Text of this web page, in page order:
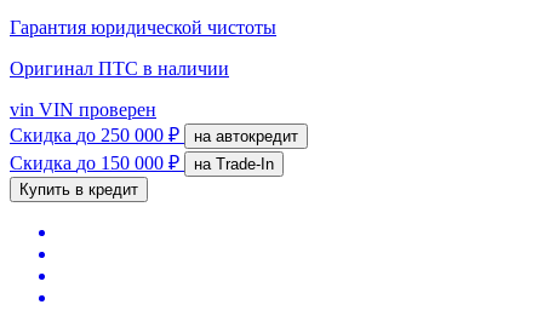
Гарантия юридической чистоты
Оригинал ПТС в наличии
vin VIN проверен
Скидка до 250 000 ₽ на автокредит
Скидка до 150 000 ₽
на Trade-In
Купить в кредит